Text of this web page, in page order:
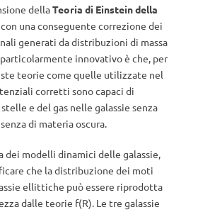
dellaTeoria di Einstein della
con una conseguente correzione dei
generati da distribuzioni di massa
particolarmente innovativo è che, per
teorie come quelle utilizzate nel
corretti sono capaci di
e del gas nelle galassie senza
di materia oscura.
dei modelli dinamici delle galassie,
che la distribuzione dei moti
ellittiche può essere riprodotta
dalle teorie f(R). Le tre galassie